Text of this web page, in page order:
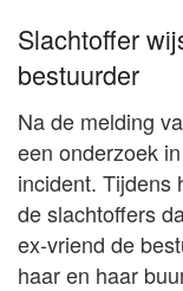
Slachtoffer
bestuurder
Na de melding
een onderzoek
incident. Tijdens
de slachtoffers
ex-vriend de
haar en haar